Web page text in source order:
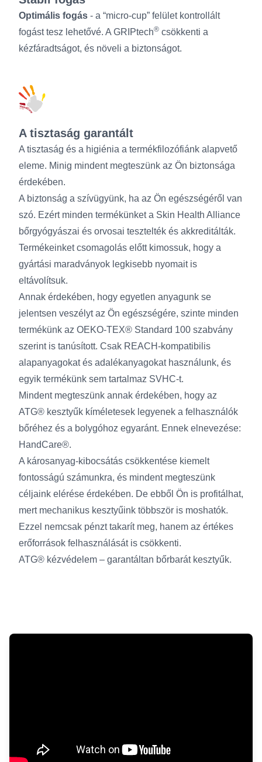
Optimális fogás - a “micro-cup” felület kontrollált
fogást tesz lehetővé. A GRIPtech® csökkenti a
kézfáradtságot, és növeli a biztonságot.
A tisztaság garantált
A tisztaság és a higiénia a termékfilozófiánk alapvető
eleme. Minig mindent megteszünk az Ön biztonsága
érdekében.
A biztonság a szívügyünk, ha az Ön egészségéről van
szó. Ezért minden termékünket a Skin Health Alliance
bőrgyógyászai és orvosai tesztelték és akkreditálták.
Termékeinket csomagolás előtt kimossuk, hogy a
gyártási maradványok legkisebb nyomait is
eltávolítsuk.
Annak érdekében, hogy egyetlen anyagunk se
jelentsen veszélyt az Ön egészségére, szinte minden
termékünk az OEKO-TEX® Standard 100 szabvány
szerint is tanúsított. Csak REACH-kompatibilis
alapanyagokat és adalékanyagokat használunk, és
egyik termékünk sem tartalmaz SVHC-t.
Mindent megteszünk annak érdekében, hogy az
ATG® kesztyűk kíméletesek legyenek a felhasználók
bőréhez és a bolygóhoz egyaránt. Ennek elnevezése:
HandCare®.
A károsanyag-kibocsátás csökkentése kiemelt
fontosságú számunkra, és mindent megteszünk
céljaink elérése érdekében. De ebből Ön is profitálhat,
mert mechanikus kesztyűink többször is moshatók.
Ezzel nemcsak pénzt takarít meg, hanem az értékes
erőforrások felhasználását is csökkenti.
ATG® kézvédelem – garantáltan bőrbarát kesztyűk.